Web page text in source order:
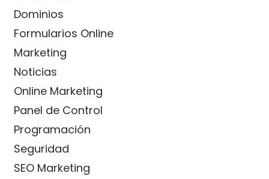
Dominios
Formularios Online
Marketing
Noticias
Online Marketing
Panel de Control
Programación
Seguridad
SEO Marketing